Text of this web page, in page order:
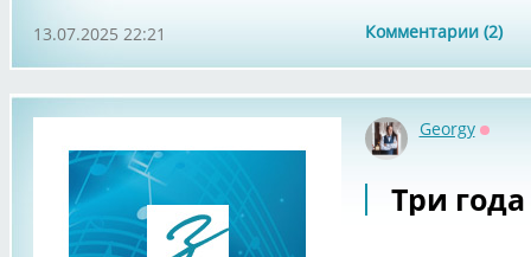
Комментарии (2)
13.07.2025 22:21
Georgy
Три